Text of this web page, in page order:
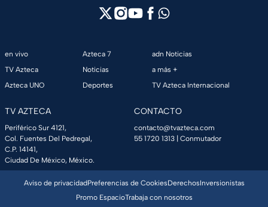
en vivo
TV Azteca
Azteca UNO
Azteca 7
Noticias
Deportes
adn Noticias
a más +
TV Azteca Internacional
TV AZTECA
Periférico Sur 4121,
Col. Fuentes Del Pedregal,
C.P. 14141,
Ciudad De México, México.
CONTACTO
contacto@tvazteca.com
55 1720 1313 | Conmutador
Aviso de privacidadPreferencias de CookiesDerechosInversionistas
Promo EspacioTrabaja con nosotros